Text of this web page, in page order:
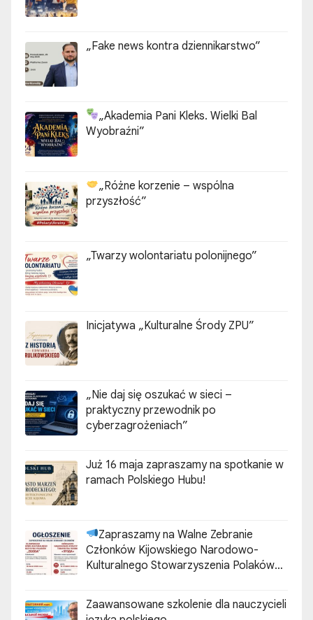
„Fake news kontra dziennikarstwo”
„Akademia Pani Kleks. Wielki Bal
Wyobraźni”
„Różne korzenie – wspólna
przyszłość”
„Twarzy wolontariatu polonijnego”
Inicjatywa „Kulturalne Środy ZPU”
„Nie daj się oszukać w sieci –
praktyczny przewodnik po
cyberzagrożeniach”
Już 16 maja zapraszamy na spotkanie w
ramach Polskiego Hubu!
Zapraszamy na Walne Zebranie
Członków Kijowskiego Narodowo-
Kulturalnego Stowarzyszenia Polaków
Zaawansowane szkolenie dla nauczycieli